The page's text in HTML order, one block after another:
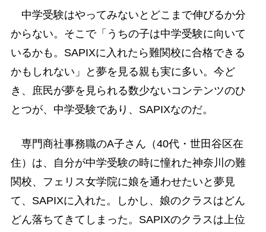
中学受験はやってみないとどこまで伸びるか分
からない。そこで「うちの子は中学受験に向いて
いるかも。SAPIXに入れたら難関校に合格できる
かもしれない」と夢を見る親も実に多い。今ど
き、庶民が夢を見られる数少ないコンテンツのひ
とつが、中学受験であり、SAPIXなのだ。
専門商社事務職のA子さん（40代・世田谷区在
住）は、自分が中学受験の時に憧れた神奈川の難
関校、フェリス女学院に娘を通わせたいと夢見
て、SAPIXに入れた。しかし、娘のクラスはどん
どん落ちてきてしまった。SAPIXのクラスは上位